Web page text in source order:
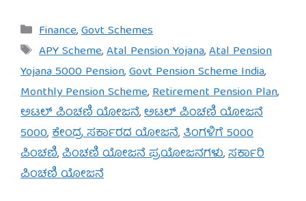
Categories
Finance,Govt Schemes
Tags
APY Scheme,Atal Pension Yojana,Atal Pension
Yojana 5000 Pension,Govt Pension Scheme India,
Monthly Pension Scheme,Retirement Pension Plan,
ಅಟಲ್ ಪಿಂಚಣಿ ಯೋಜನೆ,ಅಟಲ್ ಪಿಂಚಣಿ ಯೋಜನೆ
5000,ಕೇಂದ್ರ ಸರ್ಕಾರದ ಯೋಜನೆ,ತಿಂಗಳಿಗೆ 5000
ಪಿಂಚಣಿ,ಪಿಂಚಣಿ ಯೋಜನೆ ಪ್ರಯೋಜನಗಳು,ಸರ್ಕಾರಿ
ಪಿಂಚಣಿ ಯೋಜನೆ